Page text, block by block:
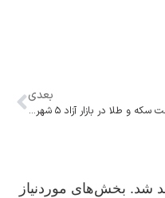
بعدی
قیمت سکه و طلا در بازار آزاد ۵ شهریور ۱۴۰۲
شد. بخش‌های موردنیاز